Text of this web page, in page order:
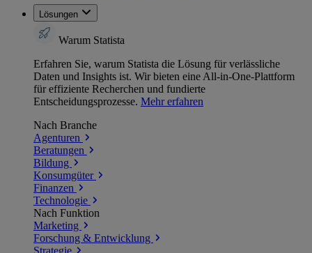
Lösungen
Warum Statista
Erfahren Sie, warum Statista die Lösung für verlässliche
Daten und Insights ist. Wir bieten eine All-in-One-Plattform
für effiziente Recherchen und fundierte
Entscheidungsprozesse. Mehr erfahren
Nach Branche
Agenturen
Beratungen
Bildung
Konsumgüter
Finanzen
Technologie
Nach Funktion
Marketing
Forschung & Entwicklung
Strategie